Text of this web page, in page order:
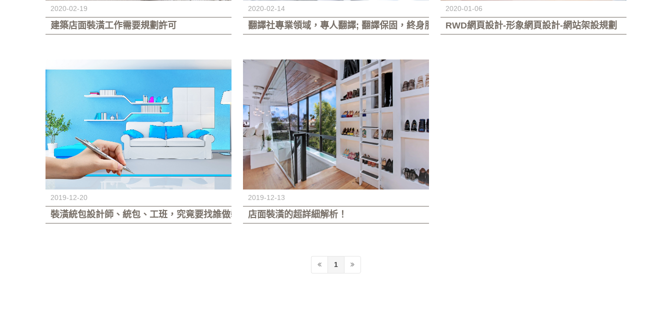
2020-02-19
建築店面裝潢工作需要規劃許可
2020-02-14
翻譯社專業領域，專人翻譯; 翻譯保固，終身服務
2020-01-06
RWD網頁設計-形象網頁設計-網站架設規劃
2019-12-20
裝潢統包設計師、統包、工班，究竟要找誰做裝潢，才能夠讓預算壓低呢？
2019-12-13
店面裝潢的超詳細解析！
1